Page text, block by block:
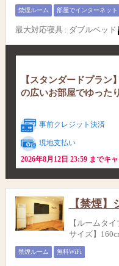
禁煙ルーム 部屋でインターネット
最大対応寝具 : ダブルベッド
【スタンダードプラン
の広いお部屋でゆった
事前クレジット決済
現地支払い
2026年8月12日 23:59 までキ
【禁煙
【ルームタ
サイズ】
禁煙ルーム 無料WiFi